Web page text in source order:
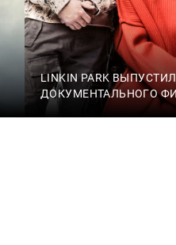
LINKIN PARK
ДОКУМЕНТАЛЬНОГО